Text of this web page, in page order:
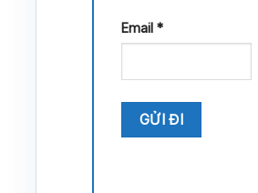
Email *